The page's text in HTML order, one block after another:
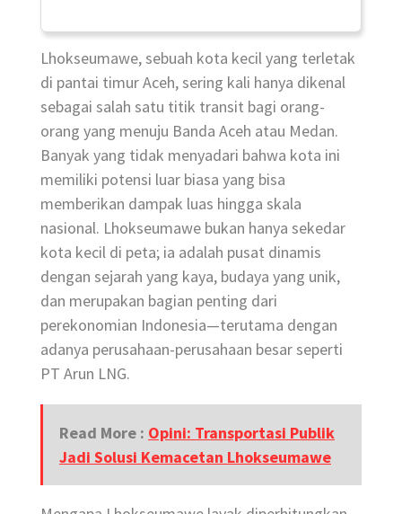
Lhokseumawe, sebuah kota kecil yang terletak
di pantai timur Aceh, sering kali hanya dikenal
sebagai salah satu titik transit bagi orang-
orang yang menuju Banda Aceh atau Medan.
Banyak yang tidak menyadari bahwa kota ini
memiliki potensi luar biasa yang bisa
memberikan dampak luas hingga skala
nasional. Lhokseumawe bukan hanya sekedar
kota kecil di peta; ia adalah pusat dinamis
dengan sejarah yang kaya, budaya yang unik,
dan merupakan bagian penting dari
perekonomian Indonesia—terutama dengan
adanya perusahaan-perusahaan besar seperti
PT Arun LNG.
Read More : Opini: Transportasi Publik
Jadi Solusi Kemacetan Lhokseumawe